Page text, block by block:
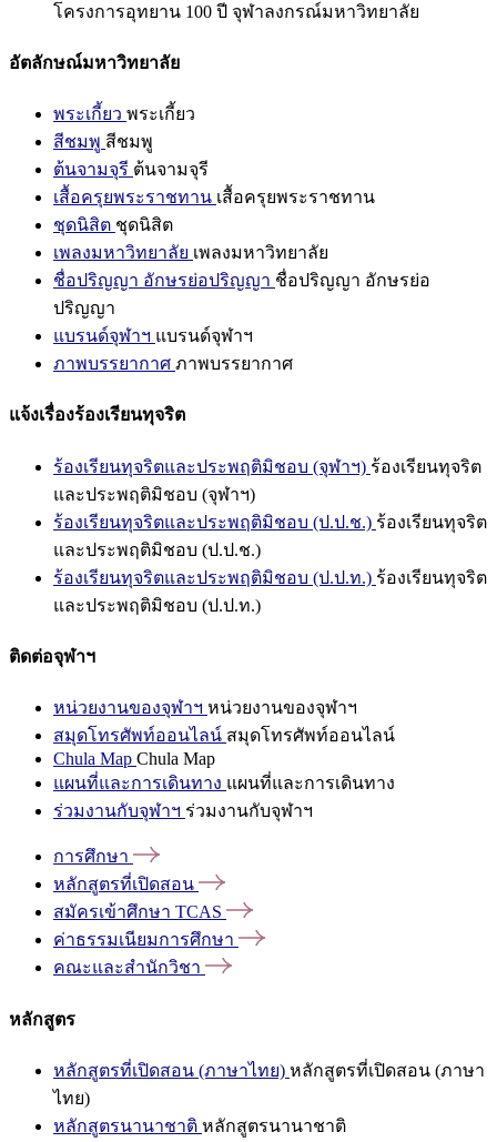
โครงการอุทยาน 100 ปี จุฬาลงกรณ์มหาวิทยาลัย
อัตลักษณ์มหาวิทยาลัย
พระเกี้ยว พระเกี้ยว
สีชมพู สีชมพู
ต้นจามจุรี ต้นจามจุรี
เสื้อครุยพระราชทาน เสื้อครุยพระราชทาน
ชุดนิสิต ชุดนิสิต
เพลงมหาวิทยาลัย เพลงมหาวิทยาลัย
ชื่อปริญญา อักษรย่อปริญญา ชื่อปริญญา อักษรย่อ
ปริญญา
แบรนด์จุฬาฯ แบรนด์จุฬาฯ
ภาพบรรยากาศ ภาพบรรยากาศ
แจ้งเรื่องร้องเรียนทุจริต
ร้องเรียนทุจริตและประพฤติมิชอบ (จุฬาฯ) ร้องเรียนทุจริต
และประพฤติมิชอบ (จุฬาฯ)
ร้องเรียนทุจริตและประพฤติมิชอบ (ป.ป.ช.) ร้องเรียนทุจริต
และประพฤติมิชอบ (ป.ป.ช.)
ร้องเรียนทุจริตและประพฤติมิชอบ (ป.ป.ท.) ร้องเรียนทุจริต
และประพฤติมิชอบ (ป.ป.ท.)
ติดต่อจุฬาฯ
หน่วยงานของจุฬาฯ หน่วยงานของจุฬาฯ
สมุดโทรศัพท์ออนไลน์ สมุดโทรศัพท์ออนไลน์
Chula Map Chula Map
แผนที่และการเดินทาง แผนที่และการเดินทาง
ร่วมงานกับจุฬาฯ ร่วมงานกับจุฬาฯ
การศึกษา
หลักสูตรที่เปิดสอน
สมัครเข้าศึกษา TCAS
ค่าธรรมเนียมการศึกษา
คณะและสำนักวิชา
หลักสูตร
หลักสูตรที่เปิดสอน (ภาษาไทย) หลักสูตรที่เปิดสอน (ภาษา
ไทย)
หลักสูตรนานาชาติ หลักสูตรนานาชาติ